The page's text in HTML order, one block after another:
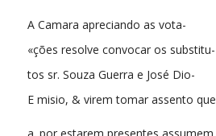
A Camara apreciando as vota-
«ções resolve convocar os substitu-
tos sr. Souza Guerra e José Dio-
E misio, & virem tomar assento que